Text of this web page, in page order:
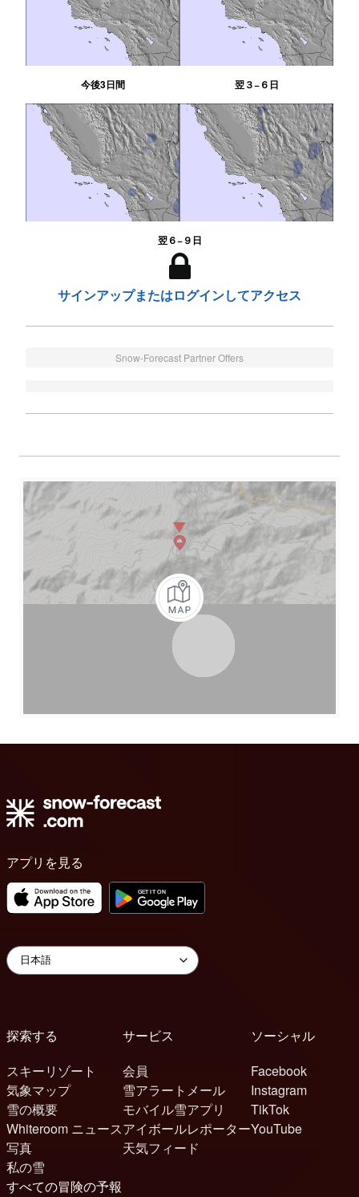
今後3日間 翌３−６日
翌６−９日
サインアップまたはログインしてアクセス
Snow-Forecast Partner Offers
アプリを見る
探索する
スキーリゾート
気象マップ
雪の概要
Whiteroom ニュース
写真
私の雪
サービス
会員
雪アラートメール
モバイル雪アプリ
アイボールレポーター
天気フィード
ソーシャル
Facebook
Instagram
TikTok
YouTube
すべての冒険の予報